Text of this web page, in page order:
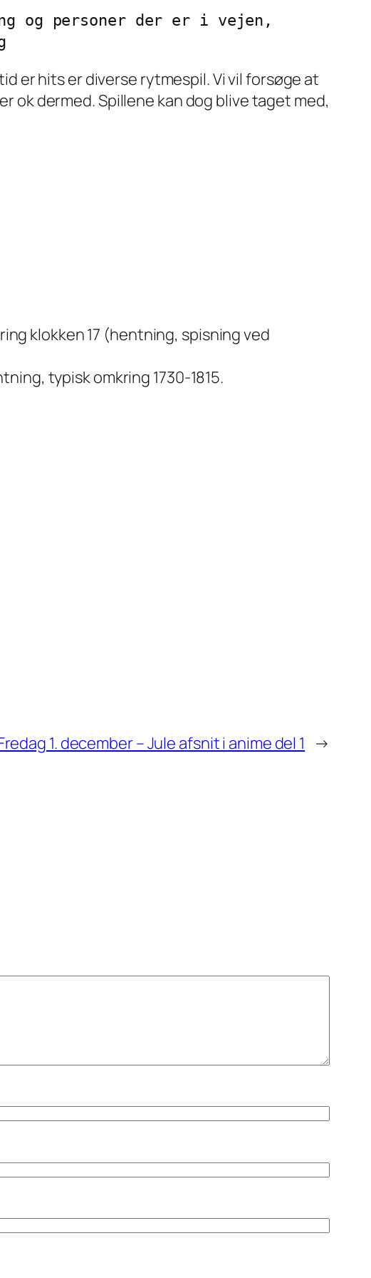
personer der er i vejen,
er hits er diverse rytmespil. Vi vil forsøge at
dermed. Spillene kan dog blive taget med,
klokken 17 (hentning, spisning ved
typisk omkring 1730-1815.
1. december – Jule afsnit i anime del 1 →